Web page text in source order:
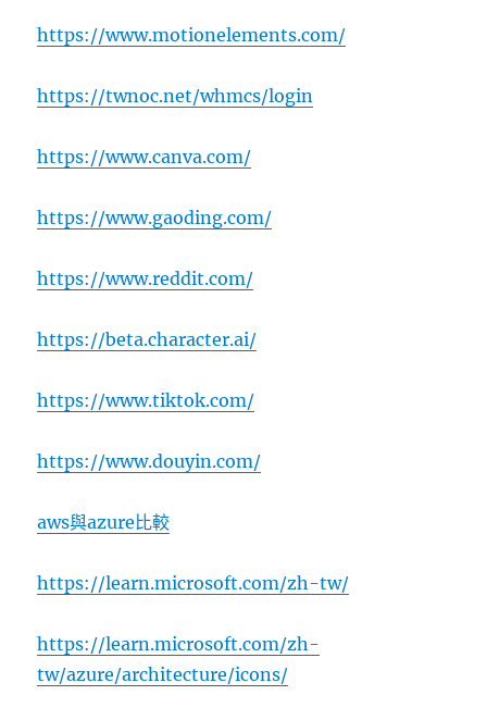
https://www.motionelements.com/
https://twnoc.net/whmcs/login
https://www.canva.com/
https://www.gaoding.com/
https://www.reddit.com/
https://beta.character.ai/
https://www.tiktok.com/
https://www.douyin.com/
aws與azure比較
https://learn.microsoft.com/zh-tw/
https://learn.microsoft.com/zh-
tw/azure/architecture/icons/